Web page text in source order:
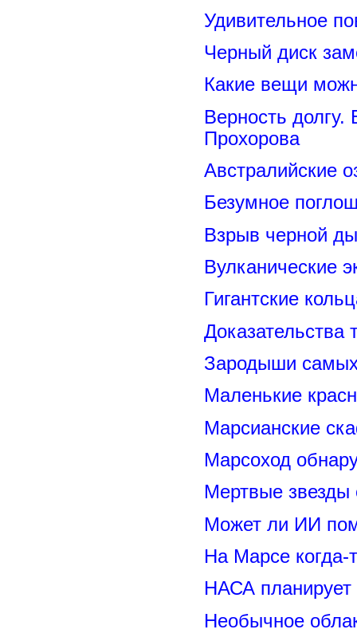
Удивительное
Черный диск
Какие вещи
Верность долгу.
Прохорова
Австралийские
Безумное
Взрыв черной
Вулканические
Гигантские
Доказательства
Зародыши самых
Маленькие
Марсианские
Марсоход
Мертвые
Может ли ИИ
На Марсе когда-
НАСА
Необычное